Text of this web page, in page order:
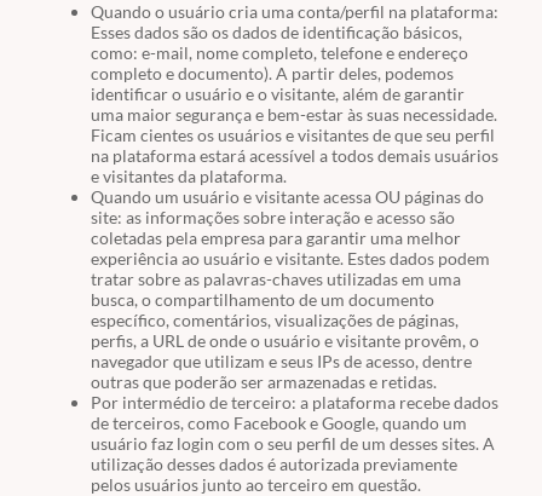
Quando o usuário cria uma conta/perfil na plataforma:
Esses dados são os dados de identificação básicos,
como: e-mail, nome completo, telefone e endereço
completo e documento). A partir deles, podemos
identificar o usuário e o visitante, além de garantir
uma maior segurança e bem-estar às suas necessidade.
Ficam cientes os usuários e visitantes de que seu perfil
na plataforma estará acessível a todos demais usuários
e visitantes da plataforma.
Quando um usuário e visitante acessa OU páginas do
site: as informações sobre interação e acesso são
coletadas pela empresa para garantir uma melhor
experiência ao usuário e visitante. Estes dados podem
tratar sobre as palavras-chaves utilizadas em uma
busca, o compartilhamento de um documento
específico, comentários, visualizações de páginas,
perfis, a URL de onde o usuário e visitante provêm, o
navegador que utilizam e seus IPs de acesso, dentre
outras que poderão ser armazenadas e retidas.
Por intermédio de terceiro: a plataforma recebe dados
de terceiros, como Facebook e Google, quando um
usuário faz login com o seu perfil de um desses sites. A
utilização desses dados é autorizada previamente
pelos usuários junto ao terceiro em questão.